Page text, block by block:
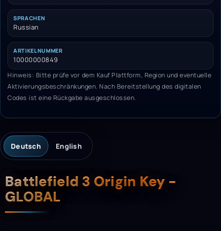
SPRACHEN
Russian
ARTIKELNUMMER
10000000849
Hinweis: Bitte prüfe vor dem Kauf Plattform, Region und eventuelle
Aktivierungsbeschränkungen. Nach Bereitstellung des digitalen
Codes ist eine Rückgabe ausgeschlossen.
Deutsch English
Beschreibung
Battlefield 3 Origin Key -
GLOBAL